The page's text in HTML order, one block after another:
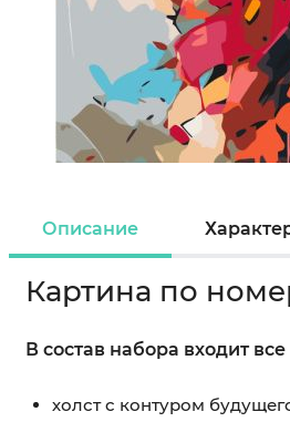
Описание
Картина по
В состав набора входит
холст с контуром